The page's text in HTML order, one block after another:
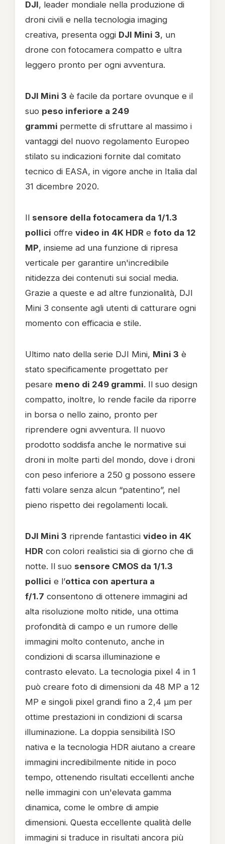
DJI, leader mondiale nella produzione di
droni civili e nella tecnologia imaging
creativa, presenta oggi DJI Mini 3, un
drone con fotocamera compatto e ultra
leggero pronto per ogni avventura.
DJI Mini 3 è facile da portare ovunque e il
suo peso inferiore a 249
grammi permette di sfruttare al massimo i
vantaggi del nuovo regolamento Europeo
stilato su indicazioni fornite dal comitato
tecnico di EASA, in vigore anche in Italia dal
31 dicembre 2020.
Il sensore della fotocamera da 1/1.3
pollici offre video in 4K HDR e foto da 12
MP, insieme ad una funzione di ripresa
verticale per garantire un'incredibile
nitidezza dei contenuti sui social media.
Grazie a queste e ad altre funzionalità, DJI
Mini 3 consente agli utenti di catturare ogni
momento con efficacia e stile.
Ultimo nato della serie DJI Mini, Mini 3 è
stato specificamente progettato per
pesare meno di 249 grammi. Il suo design
compatto, inoltre, lo rende facile da riporre
in borsa o nello zaino, pronto per
riprendere ogni avventura. Il nuovo
prodotto soddisfa anche le normative sui
droni in molte parti del mondo, dove i droni
con peso inferiore a 250 g possono essere
fatti volare senza alcun “patentino”, nel
pieno rispetto dei regolamenti locali.
DJI Mini 3 riprende fantastici video in 4K
HDR con colori realistici sia di giorno che di
notte. Il suo sensore CMOS da 1/1.3
pollici e l’ottica con apertura a
f/1.7 consentono di ottenere immagini ad
alta risoluzione molto nitide, una ottima
profondità di campo e un rumore delle
immagini molto contenuto, anche in
condizioni di scarsa illuminazione e
contrasto elevato. La tecnologia pixel 4 in 1
può creare foto di dimensioni da 48 MP a 12
MP e singoli pixel grandi fino a 2,4 μm per
ottime prestazioni in condizioni di scarsa
illuminazione. La doppia sensibilità ISO
nativa e la tecnologia HDR aiutano a creare
immagini incredibilmente nitide in poco
tempo, ottenendo risultati eccellenti anche
nelle immagini con un'elevata gamma
dinamica, come le ombre di ampie
dimensioni. Questa eccellente qualità delle
immagini si traduce in risultati ancora più